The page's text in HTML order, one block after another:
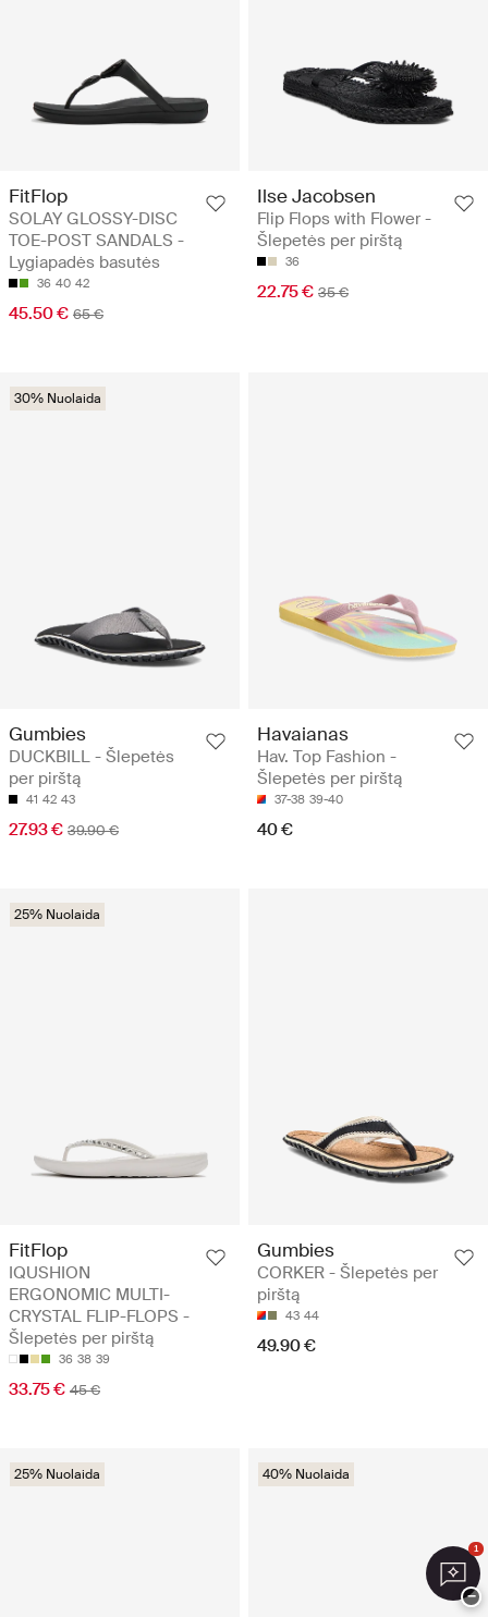
FitFlop
SOLAY GLOSSY-DISC
TOE-POST SANDALS -
Lygiapadės basutės
36 40 42
45.50 € 65 €
Ilse Jacobsen
Flip Flops with Flower -
Šlepetės per pirštą
36
22.75 € 35 €
30% Nuolaida
Gumbies
DUCKBILL - Šlepetės
per pirštą
41 42 43
27.93 € 39.90 €
Havaianas
Hav. Top Fashion -
Šlepetės per pirštą
37-38 39-40
40 €
25% Nuolaida
FitFlop
IQUSHION
ERGONOMIC MULTI-
CRYSTAL FLIP-FLOPS -
Šlepetės per pirštą
36 38 39
33.75 € 45 €
Gumbies
CORKER - Šlepetės per
pirštą
43 44
49.90 €
25% Nuolaida 40% Nuolaida
1
−